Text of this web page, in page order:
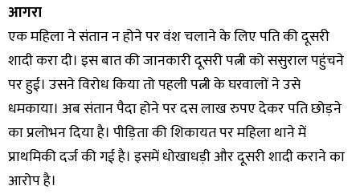
आगरा
एक महिला ने संतान न होने पर वंश चलाने के लिए पति की दूसरी
शादी करा दी। इस बात की जानकारी दूसरी पत्नी को ससुराल पहुंचने
पर हुई। उसने विरोध किया तो पहली पत्नी के घरवालों ने उसे
धमकाया। अब संतान पैदा होने पर दस लाख रुपए देकर पति छोड़ने
का प्रलोभन दिया है। पीड़िता की शिकायत पर महिला थाने में
प्राथमिकी दर्ज की गई है। इसमें धोखाधड़ी और दूसरी शादी कराने का
आरोप है।